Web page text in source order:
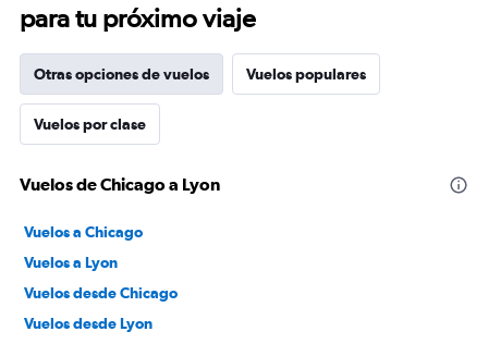
para tu próximo viaje
Otras opciones de vuelos Vuelos populares
Vuelos por clase
Vuelos de Chicago a Lyon
Vuelos a Chicago
Vuelos a Lyon
Vuelos desde Chicago
Vuelos desde Lyon